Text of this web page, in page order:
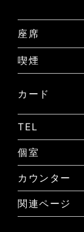
座席
喫煙
カード
TEL
個室
カウンター
関連ページ